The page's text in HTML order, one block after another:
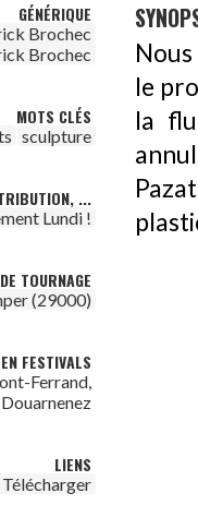
GÉNÉRIQUE
Brochec
Brochec
MOTS CLÉS
sculpture
...
Lundi !
TOURNAGE
(29000)
FESTIVALS
Ferrand,
LIENS
Télécharger
le
la